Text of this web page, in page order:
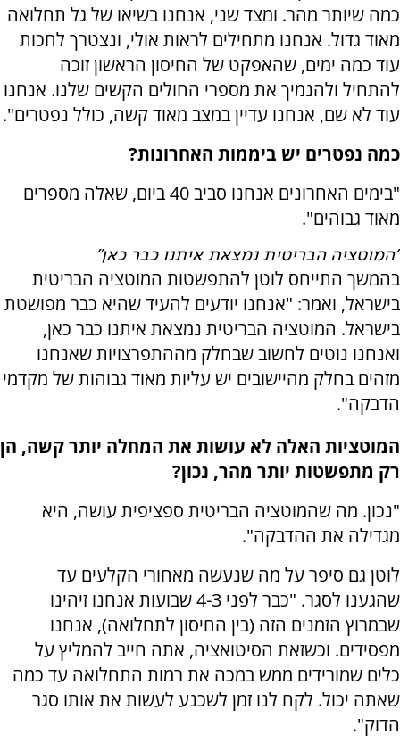
כמה שיותר מהר. ומצד שני, אנחנו בשיאו של גל תחלואה
מאוד גדול. אנחנו מתחילים לראות אולי, ונצטרך לחכות
עוד כמה ימים, שהאפקט של החיסון הראשון זוכה
להתחיל ולהנמיך את מספרי החולים הקשים שלנו. אנחנו
עוד לא שם, אנחנו עדיין במצב מאוד קשה, כולל נפטרים".
כמה נפטרים יש ביממות האחרונות?
"בימים האחרונים אנחנו סביב 40 ביום, שאלה מספרים
מאוד גבוהים".
"המוטציה הבריטית נמצאת איתנו כבר כאן"
בהמשך התייחס לוטן להתפשטות המוטציה הבריטית
בישראל, ואמר: "אנחנו יודעים להעיד שהיא כבר מפושטת
בישראל. המוטציה הבריטית נמצאת איתנו כבר כאן,
ואנחנו נוטים לחשוב שבחלק מההתפרצויות שאנחנו
מזהים בחלק מהיישובים יש עליות מאוד גבוהות של מקדמי
הדבקה".
המוטציות האלה לא עושות את המחלה יותר קשה, הן
רק מתפשטות יותר מהר, נכון?
"נכון. מה שהמוטציה הבריטית ספציפית עושה, היא
מגדילה את ההדבקה".
לוטן גם סיפר על מה שנעשה מאחורי הקלעים עד
שהגענו לסגר. "כבר לפני 4-3 שבועות אנחנו זיהינו
שבמרוץ הזמנים הזה (בין החיסון לתחלואה), אנחנו
מפסידים. וכשזאת הסיטואציה, אתה חייב להמליץ על
כלים שמורידים ממש במכה את רמות התחלואה עד כמה
שאתה יכול. לקח לנו זמן לשכנע לעשות את אותו סגר
הדוק".